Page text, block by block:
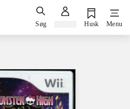
Søg Husk Menu